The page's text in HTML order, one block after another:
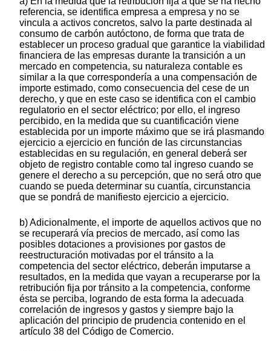
referencia, se identifica empresa a empresa y no se
vincula a activos concretos, salvo la parte destinada al
consumo de carbón autóctono, de forma que trata de
establecer un proceso gradual que garantice la viabilidad
financiera de las empresas durante la transición a un
mercado en competencia, su naturaleza contable es
similar a la que correspondería a una compensación de
importe estimado, como consecuencia del cese de un
derecho, y que en este caso se identifica con el cambio
regulatorio en el sector eléctrico; por ello, el ingreso
percibido, en la medida que su cuantificación viene
establecida por un importe máximo que se irá plasmando
ejercicio a ejercicio en función de las circunstancias
establecidas en su regulación, en general deberá ser
objeto de registro contable como tal ingreso cuando se
genere el derecho a su percepción, que no será otro que
cuando se pueda determinar su cuantía, circunstancia
que se pondrá de manifiesto ejercicio a ejercicio.
b) Adicionalmente, el importe de aquellos activos que no
se recuperará vía precios de mercado, así como las
posibles dotaciones a provisiones por gastos de
reestructuración motivadas por el tránsito a la
competencia del sector eléctrico, deberán imputarse a
resultados, en la medida que vayan a recuperarse por la
retribución fija por tránsito a la competencia, conforme
ésta se perciba, logrando de esta forma la adecuada
correlación de ingresos y gastos y siempre bajo la
aplicación del principio de prudencia contenido en el
artículo 38 del Código de Comercio.